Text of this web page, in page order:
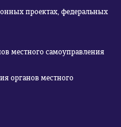
проектах, федеральных
местного самоуправления
органов местного